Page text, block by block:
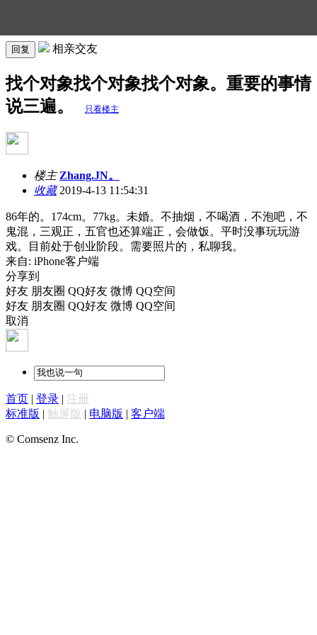
回复 相亲交友
找个对象找个对象找个对象。重要的事情
说三遍。
只看楼主
楼主 Zhang.JN。
收藏2019-4-13 11:54:31
86年的。174cm。77kg。未婚。不抽烟，不喝酒，不泡吧，不
鬼混，三观正，五官也还算端正，会做饭。平时没事玩玩游
戏。目前处于创业阶段。需要照片的，私聊我。
来自: iPhone客户端
分享到
好友 朋友圈 QQ好友 微博 QQ空间
好友 朋友圈 QQ好友 微博 QQ空间
取消
首页 | 登录 | 注册
标准版 | 触屏版 | 电脑版 | 客户端
© Comsenz Inc.